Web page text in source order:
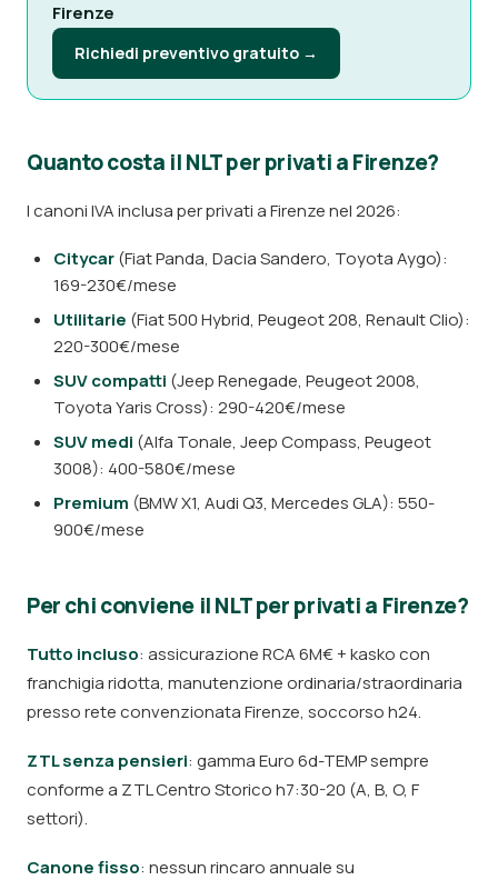
Firenze
Richiedi preventivo gratuito →
Quanto costa il NLT per privati a Firenze?
I canoni IVA inclusa per privati a Firenze nel 2026:
Citycar(Fiat Panda, Dacia Sandero, Toyota Aygo):
169-230€/mese
Utilitarie (Fiat 500 Hybrid, Peugeot 208, Renault Clio):
220-300€/mese
SUV compatti (Jeep Renegade, Peugeot 2008,
Toyota Yaris Cross): 290-420€/mese
SUV medi (Alfa Tonale, Jeep Compass, Peugeot
3008): 400-580€/mese
Premium (BMW X1, Audi Q3, Mercedes GLA): 550-
900€/mese
Per chi conviene il NLT per privati a Firenze?
Tutto incluso: assicurazione RCA 6M€ + kasko con
franchigia ridotta, manutenzione ordinaria/straordinaria
presso rete convenzionata Firenze, soccorso h24.
ZTL senza pensieri: gamma Euro 6d-TEMP sempre
conforme a ZTL Centro Storico h7:30-20 (A, B, O, F
settori).
Canone fisso: nessun rincaro annuale su